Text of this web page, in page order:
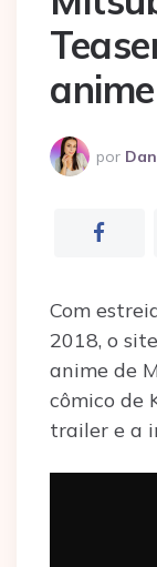
anime
por
por
Com
2018, o
anime de
cômico de
trailer e a